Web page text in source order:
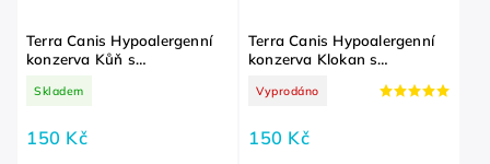
Terra Canis Hypoalergenní
konzerva Kůň s
Skladem
150 Kč
Terra Canis Hypoalergenní
konzerva Klokan s
Vyprodáno
150 Kč